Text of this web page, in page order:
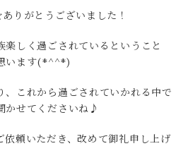
りがとうございました！
楽しく過ごされているということ
います(*^^*)
、これから過ごされていかれる中で
かせてくださいね♪
依頼いただき、改めて御礼申し上げ